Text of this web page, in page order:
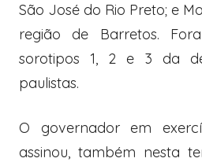
São José do Rio Preto; e
região de Barretos.
sorotipos 1, 2 e 3 da
paulistas.
O governador em
assinou, também nesta